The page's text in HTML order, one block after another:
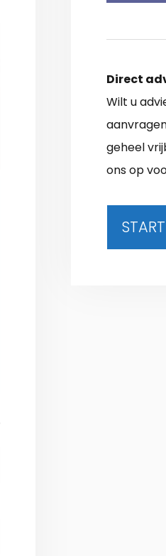
Direct
Wilt u
geheel
ons op